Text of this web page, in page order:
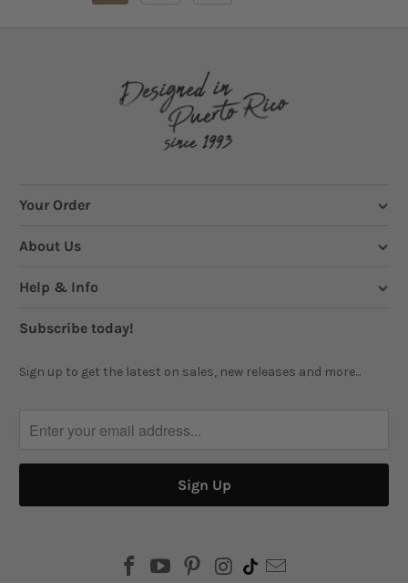
Your Order
About Us
Help & Info
Subscribe today!
Sign up to get the latest on sales, new releases and more...